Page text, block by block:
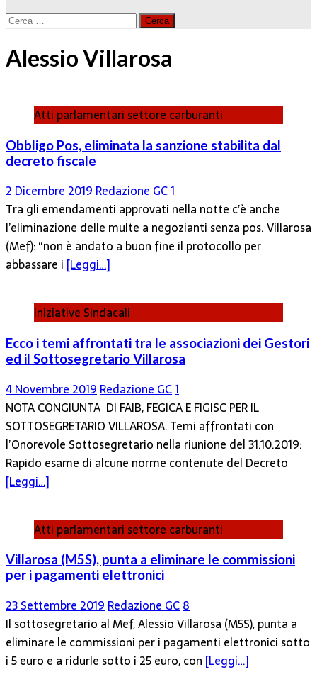
Ricerca
Alessio Villarosa
Atti parlamentari settore carburanti
Obbligo Pos, eliminata la sanzione stabilita dal
decreto fiscale
2 Dicembre 2019Redazione GC1
Tra gli emendamenti approvati nella notte c’è anche
l’eliminazione delle multe a negozianti senza pos. Villarosa
(Mef): “non è andato a buon fine il protocollo per
abbassare i [Leggi…]
Iniziative Sindacali
Ecco i temi affrontati tra le associazioni dei Gestori
ed il Sottosegretario Villarosa
4 Novembre 2019 Redazione GC1
NOTA CONGIUNTA DI FAIB, FEGICA E FIGISC PER IL
SOTTOSEGRETARIO VILLAROSA. Temi affrontati con
l’Onorevole Sottosegretario nella riunione del 31.10.2019:
Rapido esame di alcune norme contenute del Decreto
[Leggi…]
Atti parlamentari settore carburanti
Villarosa (M5S), punta a eliminare le commissioni
per i pagamenti elettronici
23 Settembre 2019 Redazione GC8
Il sottosegretario al Mef, Alessio Villarosa (M5S), punta a
eliminare le commissioni per i pagamenti elettronici sotto
i 5 euro e a ridurle sotto i 25 euro, con [Leggi…]